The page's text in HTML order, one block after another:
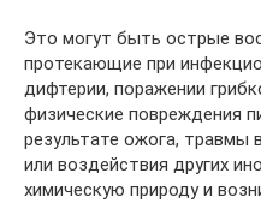
Это могут быть острые
протекающие при
дифтерии, поражении
физические повреждения
результате ожога, травмы
или воздействия других
химическую природу и